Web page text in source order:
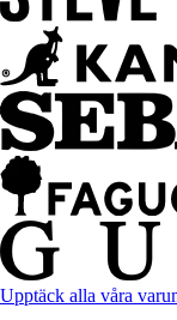
Upptäck alla våra